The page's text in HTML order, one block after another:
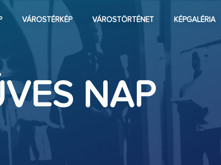
VÁROSTÉRKÉP VÁROSTÖRTÉNET KÉPGALÉRIA
NAP